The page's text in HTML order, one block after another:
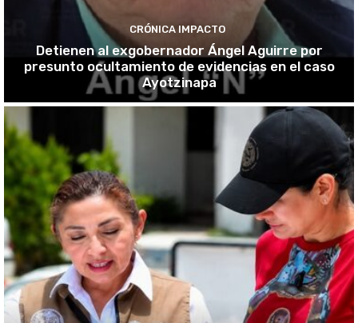
CRÓNICA IMPACTO
Detienen al exgobernador Ángel Aguirre por
presunto ocultamiento de evidencias en el caso
Ayotzinapa